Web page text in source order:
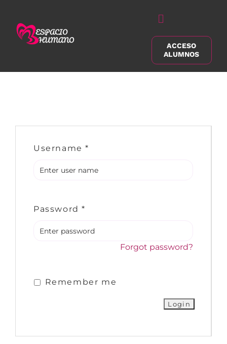
contenido
Alternar
navegación
Buscar:
ACCESO
ALUMNOS
Username*
Password*
Forgot password?
Remember me